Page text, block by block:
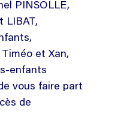
PINSOLLE,
LIBAT,
et Xan,
enfants
vous faire part
de